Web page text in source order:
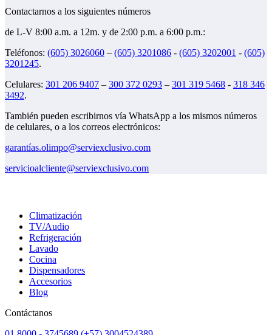
Contactarnos a los siguientes números
de L-V 8:00 a.m. a 12m. y de 2:00 p.m. a 6:00 p.m.:
Teléfonos: (605) 3026060 – (605) 3201086 - (605) 3202001 - (605)
3201245.
Celulares: 301 206 9407 – 300 372 0293 – 301 319 5468 - 318 346
3492.
También pueden escribirnos vía WhatsApp a los mismos números
de celulares, o a los correos electrónicos:
garantías.olimpo@serviexclusivo.com
servicioalcliente@serviexclusivo.com
Climatización
TV/Audio
Refrigeración
Lavado
Cocina
Dispensadores
Accesorios
Blog
Contáctanos